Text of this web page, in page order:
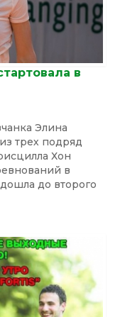
в
Элина
трех подряд
Хон
в
до второго